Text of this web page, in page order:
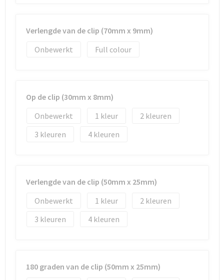
Verlengde van de clip (70mm x 9mm)
Onbewerkt
Full colour
Op de clip (30mm x 8mm)
Onbewerkt
1
2
3
4
Verlengde van de clip (50mm x 25mm)
Onbewerkt
1
2
3
4
180 graden van de clip (50mm x 25mm)